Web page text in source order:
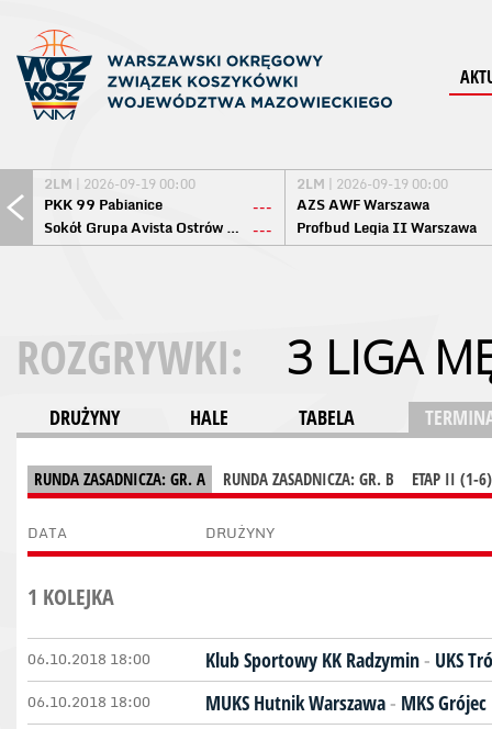
2LM | 2026-09-19 00:00
PKK 99 Pabianice
---
Sokół Grupa Avista Ostrów Maz. ---
2LM | 2026-09-19 00:00
AZS AWF Warszawa
Profbud Legia II Warszawa
ROZGRYWKI: 3 LIGA
DRUŻYNY HALE TABELA
RUNDA ZASADNICZA: GR. A RUNDA ZASADNICZA: GR. B ETAP II (1-
DATA DRUŻYNY
1 KOLEJKA
06.10.2018 18:00 Klub Sportowy KK Radzymin- UKS
06.10.2018 18:00 MUKS Hutnik Warszawa- MKS Grójec